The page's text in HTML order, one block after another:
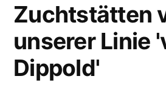
Zuchtstätten
unserer Linie
Dippold'